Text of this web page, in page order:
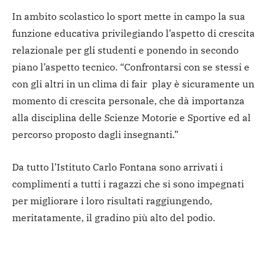
In ambito scolastico lo sport mette in campo la sua
funzione educativa privilegiando l’aspetto di crescita
relazionale per gli studenti e ponendo in secondo
piano l’aspetto tecnico. “Confrontarsi con se stessi e
con gli altri in un clima di fair play è sicuramente un
momento di crescita personale, che dà importanza
alla disciplina delle Scienze Motorie e Sportive ed al
percorso proposto dagli insegnanti.”
Da tutto l’Istituto Carlo Fontana sono arrivati i
complimenti a tutti i ragazzi che si sono impegnati
per migliorare i loro risultati raggiungendo,
meritatamente, il gradino più alto del podio.